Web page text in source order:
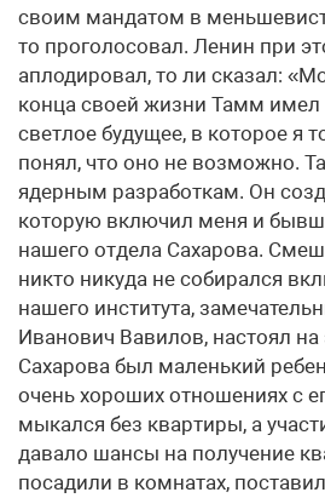
своим мандатом в
то проголосовал. Ленин при
аплодировал, то ли сказал:
конца своей жизни Тамм
светлое будущее, в которое я
понял, что оно не возможно.
ядерным разработкам. Он
которую включил меня и
нашего отдела Сахарова.
никто никуда не собирался
нашего института,
Иванович Вавилов, настоял на
Сахарова был маленький
очень хороших отношениях с
мыкался без квартиры, а
давало шансы на получение
посадили в комнатах,